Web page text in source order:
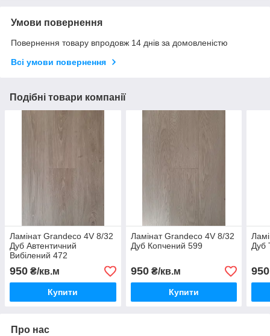
Умови повернення
Повернення товару впродовж 14 днів за домовленістю
Всі умови повернення
Подібні товари компанії
Ламінат Grandeco 4V 8/32
Дуб Автентичний
Вибілений 472
950 ₴/кв.м
Купити
Ламінат Grandeco 4V 8/32
Дуб Копчений 599
950₴/кв.м
Купити
Дуб
950
Про нас